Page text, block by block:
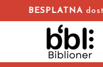
BESPLATNA